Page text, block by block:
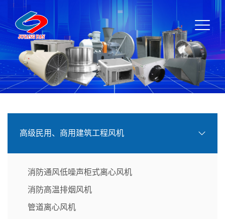
高级民用、商用建筑工程风机
消防通风低噪声柜式离心风机
消防高温排烟风机
管道离心风机